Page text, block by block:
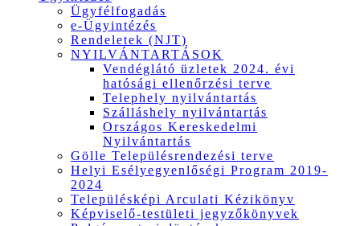
Ügyfélfogadás
e-Ügyintézés
Rendeletek (NJT)
NYILVÁNTARTÁSOK
Vendéglátó üzletek 2024. évi
hatósági ellenőrzési terve
Telephely nyilvántartás
Szálláshely nyilvántartás
Országos Kereskedelmi
Nyilvántartás
Gölle Településrendezési terve
Helyi Esélyegyenlőségi Program 2019-
2024
Településképi Arculati Kézikönyv
Képviselő-testületi jegyzőkönyvek